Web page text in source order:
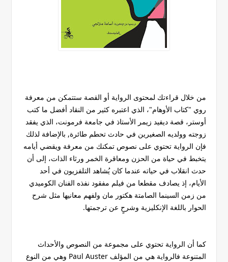
من خلال قراءتك لمحتوى الرواية أو القصة ستتمكن من معرفة
روي "كتاب الأوهام"، الذي اعتبره كثير من النقاد أفضل ما كتب
أوستر، قصة ديفيد زيمر الأستاذ في جامعة فرمونت، الذي يفقد
زوجته وولديه الصغيرين في حادث تحطم طائرة, بالإضافة لذلك
فإن الرواية تحتوي على نصوص تمكنك من معرفة ويقضي أيامه
يتخبط في حياة من الحزن ومعاقرة الخمر ورثاء الذات، إلى أن
حدث انقلاب في حياته عندما كان يُشاهد التلفزيون في أحد
الأيام، إذ يصادف مقطعا من فيلم مفقود نفذه الفنان الكوميدي
من زمن السينما الصامتة هكتور مان ولفهم معانيها مثل شرح
الحوار باللغة الإنكليزية وشرحٍ عن ترجمتها.
كما أن الرواية تحتوي على مجموعة من النصوص والأحداث
المتنوعة فالرواية هي من المؤلف Paul Auster وهي من النوع